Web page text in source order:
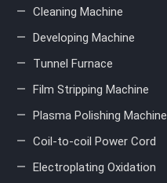
Cleaning Machine
Developing Machine
Tunnel Furnace
Film Stripping Machine
Plasma Polishing Machine
Coil-to-coil Power Cord
Electroplating Oxidation